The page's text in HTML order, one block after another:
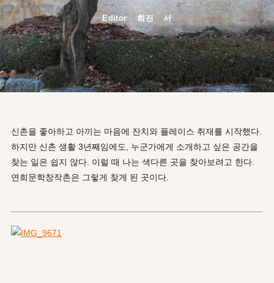
Editor 희진 서
신촌을 좋아하고 아끼는 마음에 잔치와 플레이스 취재를 시작했다.
하지만 신촌 생활 3년째임에도, 누군가에게 소개하고 싶은 공간을
찾는 일은 쉽지 않다. 이럴 때 나는 색다른 곳을 찾아보려고 한다.
연희문학창작촌은 그렇게 찾게 된 곳이다.